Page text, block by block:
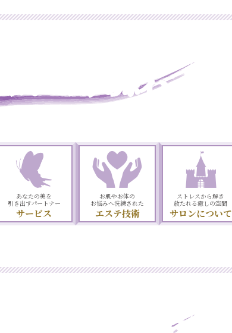
ルレ エステのポイント
あなたの美を
引き出すパートナー
サービス
お肌やお体の
お悩みへ洗練された
エステ技術
ストレスから解き
放たれる癒しの空間
サロンについて